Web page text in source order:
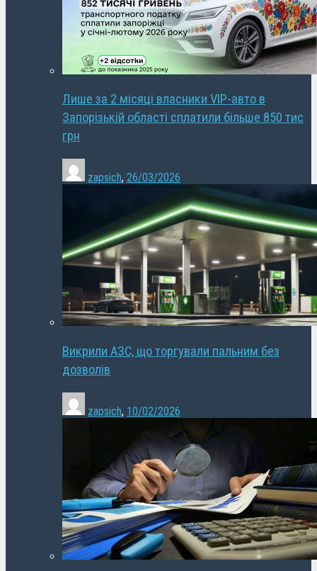
Лише за 2 місяці власники VIP-авто в
Запорізькій області сплатили більше 850 тис
грн
zapsich, 26/03/2026
Викрили АЗС, що торгували пальним без
дозволів
zapsich, 10/02/2026